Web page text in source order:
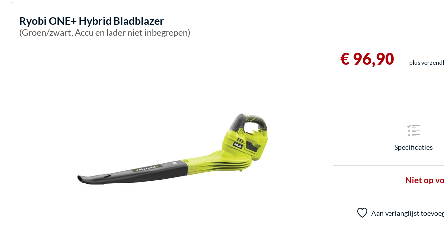
Ryobi ONE+ Hybrid Bladblazer
(Groen/zwart, Accu en lader niet inbegrepen)
€ 96,90 plus
Specificaties
Niet op
Aan verlanglijst